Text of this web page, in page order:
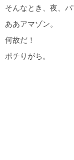
そんなとき、夜、
ああアマゾン。
何故だ！
ポチりがち。